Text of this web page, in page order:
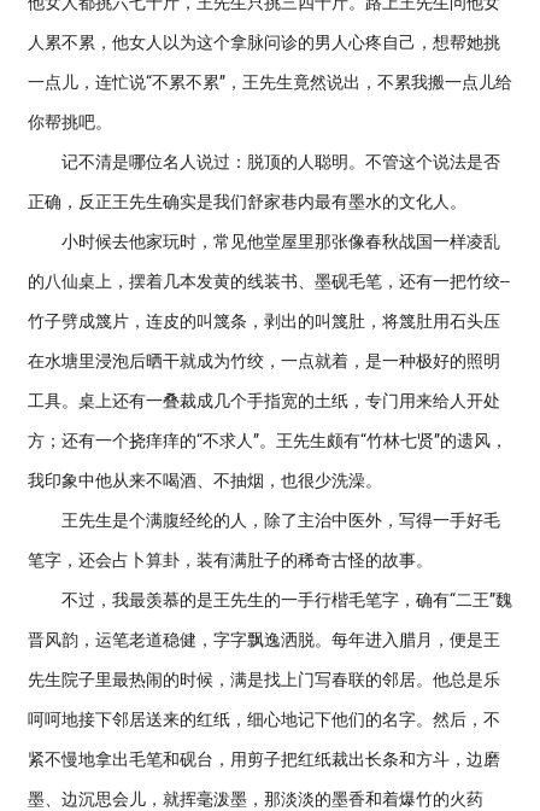
人累不累，他女人以为这个拿脉问诊的男人心疼自己，想帮她挑
一点儿，连忙说“不累不累”，王先生竟然说出，不累我搬一点儿给
你帮挑吧。
记不清是哪位名人说过：脱顶的人聪明。不管这个说法是否
正确，反正王先生确实是我们舒家巷内最有墨水的文化人。
小时候去他家玩时，常见他堂屋里那张像春秋战国一样凌乱
的八仙桌上，摆着几本发黄的线装书、墨砚毛笔，还有一把竹绞--
竹子劈成篾片，连皮的叫篾条，剥出的叫篾肚，将篾肚用石头压
在水塘里浸泡后晒干就成为竹绞，一点就着，是一种极好的照明
工具。桌上还有一叠裁成几个手指宽的土纸，专门用来给人开处
方；还有一个挠痒痒的“不求人”。王先生颇有“竹林七贤”的遗风，
我印象中他从来不喝酒、不抽烟，也很少洗澡。
王先生是个满腹经纶的人，除了主治中医外，写得一手好毛
笔字，还会占卜算卦，装有满肚子的稀奇古怪的故事。
不过，我最羡慕的是王先生的一手行楷毛笔字，确有“二王”魏
晋风韵，运笔老道稳健，字字飘逸洒脱。每年进入腊月，便是王
先生院子里最热闹的时候，满是找上门写春联的邻居。他总是乐
呵呵地接下邻居送来的红纸，细心地记下他们的名字。然后，不
紧不慢地拿出毛笔和砚台，用剪子把红纸裁出长条和方斗，边磨
墨、边沉思会儿，就挥毫泼墨，那淡淡的墨香和着爆竹的火药